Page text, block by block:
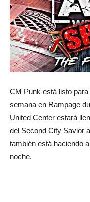
CM Punk está listo
semana en Rampage
United Center estará
del Second City Savior
también está haciendo
noche.